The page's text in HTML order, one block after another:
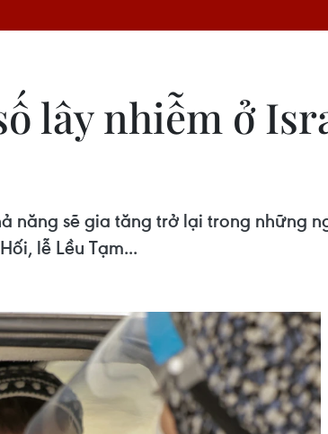
lây nhiễm ở
năng sẽ gia tăng trở lại trong những
lễ Lều Tạm...